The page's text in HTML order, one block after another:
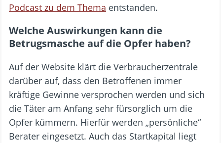
Podcast zu dem Thema entstanden.
Welche Auswirkungen kann die
Betrugsmasche auf die Opfer haben?
Auf der Website klärt die Verbraucherzentrale
darüber auf, dass den Betroffenen immer
kräftige Gewinne versprochen werden und sich
die Täter am Anfang sehr fürsorglich um die
Opfer kümmern. Hierfür werden „persönliche“
Berater eingesetzt. Auch das Startkapital liegt